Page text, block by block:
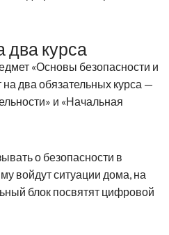
курса
«Основы безопасности и
два обязательных курса —
и «Начальная
о безопасности в
войдут ситуации дома, на
блок посвятят цифровой